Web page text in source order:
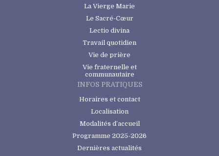
La Vierge Marie
Le Sacré-Cœur
Lectio divina
Travail quotidien
Vie de prière
Vie fraternelle et
communautaire
INFOS PRATIQUES
Horaires et contact
Localisation
Modalités d’accueil
Programme 2025-2026
Dernières actualités